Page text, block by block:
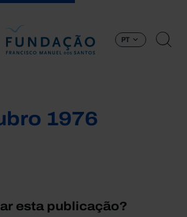
PT
1976
esta publicação?